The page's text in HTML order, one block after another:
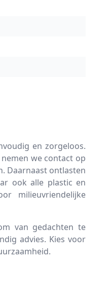
en zorgeloos.
we contact op
Daarnaast ontlasten
ook alle plastic en
milieuvriendelijke
van gedachten te
advies. Kies voor